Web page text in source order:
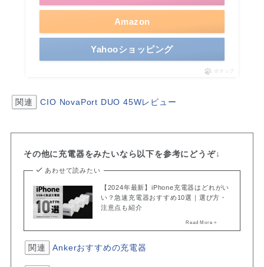
Amazon
Yahooショッピング
ポチップ
関連 CIO NovaPort DUO 45Wレビュー
その他に充電器をみたいなら以下を参考にどうぞ↓
あわせて読みたい
【2024年最新】iPhone充電器はどれがい
い？急速充電器おすすめ10選｜選び方・
注意点も紹介
関連 Ankerおすすめの充電器